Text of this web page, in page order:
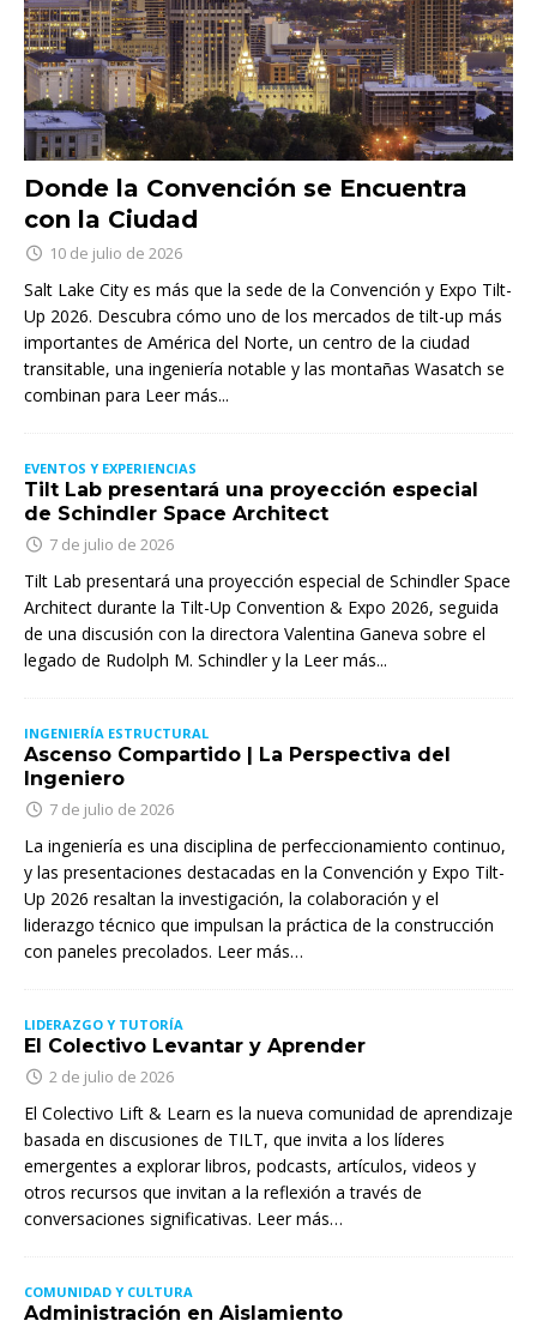
Donde la Convención se Encuentra
con la Ciudad
10 de julio de 2026
Salt Lake City es más que la sede de la Convención y Expo Tilt-
Up 2026. Descubra cómo uno de los mercados de tilt-up más
importantes de América del Norte, un centro de la ciudad
transitable, una ingeniería notable y las montañas Wasatch se
combinan para Leer más...
EVENTOS Y EXPERIENCIAS
Tilt Lab presentará una proyección especial
de Schindler Space Architect
7 de julio de 2026
Tilt Lab presentará una proyección especial de Schindler Space
Architect durante la Tilt-Up Convention & Expo 2026, seguida
de una discusión con la directora Valentina Ganeva sobre el
legado de Rudolph M. Schindler y la Leer más...
INGENIERÍA ESTRUCTURAL
Ascenso Compartido | La Perspectiva del
Ingeniero
7 de julio de 2026
La ingeniería es una disciplina de perfeccionamiento continuo,
y las presentaciones destacadas en la Convención y Expo Tilt-
Up 2026 resaltan la investigación, la colaboración y el
liderazgo técnico que impulsan la práctica de la construcción
con paneles precolados. Leer más…
LIDERAZGO Y TUTORÍA
El Colectivo Levantar y Aprender
2 de julio de 2026
El Colectivo Lift & Learn es la nueva comunidad de aprendizaje
basada en discusiones de TILT, que invita a los líderes
emergentes a explorar libros, podcasts, artículos, videos y
otros recursos que invitan a la reflexión a través de
conversaciones significativas. Leer más…
COMUNIDAD Y CULTURA
Administración en Aislamiento